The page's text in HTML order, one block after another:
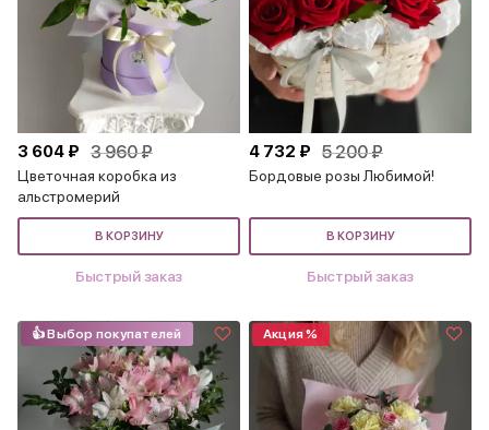
3 604 ₽ 3 960 ₽
Цветочная коробка из
альстромерий
В КОРЗИНУ
Быстрый заказ
4 732 ₽ 5 200 ₽
Бордовые розы Любимой!
В КОРЗИНУ
Быстрый заказ
👍 Выбор покупателей Акция %